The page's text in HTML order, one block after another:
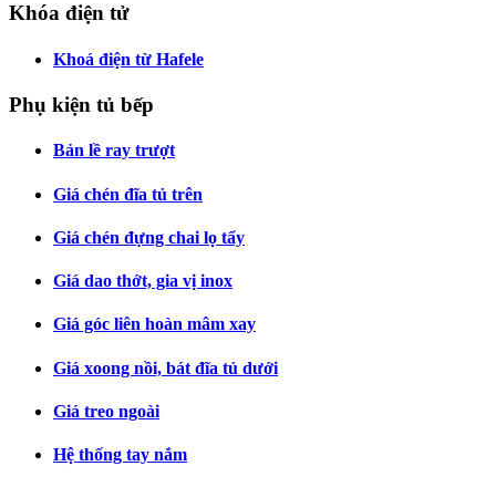
Khóa điện tử
Khoá điện từ Hafele
Phụ kiện tủ bếp
Bản lề ray trượt
Giá chén đĩa tủ trên
Giá chén đựng chai lọ tẩy
Giá dao thớt, gia vị inox
Giá góc liên hoàn mâm xay
Giá xoong nồi, bát đĩa tủ dưới
Giá treo ngoài
Hệ thống tay nắm